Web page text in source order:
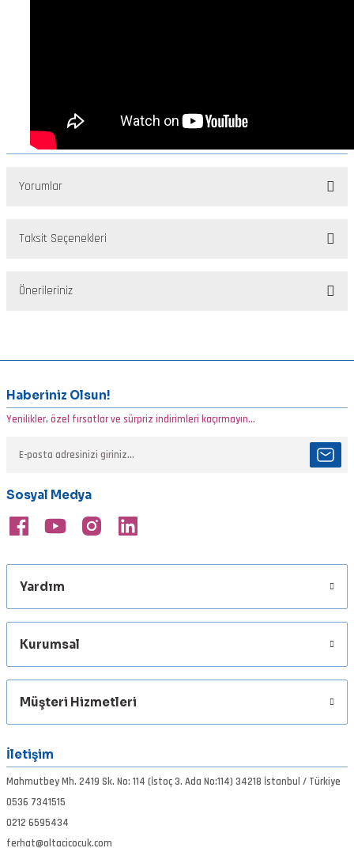
Yorumlar
Taksit Seçenekleri
Önerileriniz
Ürün resmi kalitesiz, bozuk veya görüntülenemiyor.
Ürün açıklamasında eksik bilgiler bulunuyor.
Ürün fiyatı diğer sitelerden daha pahalı.
Bu ürüne benzer farklı alternatifler olmalı.
Gönder
Haberiniz Olsun!
Yenilikler, özel fırsatlar ve sürpriz indirimleri kaçırmayın...
Sosyal Medya
Yardım
Kurumsal
Müşteri Hizmetleri
İletişim
Mahmutbey Mh. 2419 Sk. No: 114 (İstoç 3. Ada No:114) 34218 İstanbul / Türkiye
0536 7341515
0212 6595434
ferhat@oltacicocuk.com